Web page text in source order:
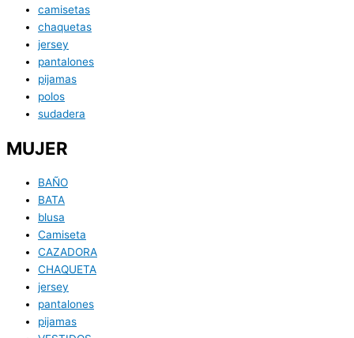
camisetas
chaquetas
jersey
pantalones
pijamas
polos
sudadera
MUJER
BAÑO
BATA
blusa
Camiseta
CAZADORA
CHAQUETA
jersey
pantalones
pijamas